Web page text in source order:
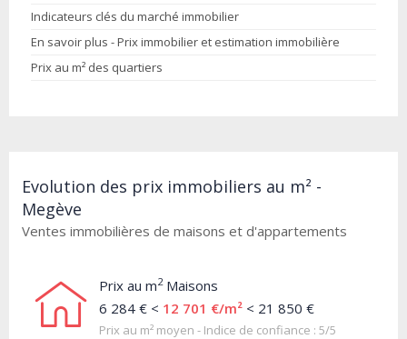
Indicateurs clés du marché immobilier
En savoir plus - Prix immobilier et estimation immobilière
Prix au m² des quartiers
Evolution des prix immobiliers au m² -
Megève
Ventes immobilières de maisons et d'appartements
Prix au m2Maisons
6 284 € < 12 701 €/m² < 21 850 €
Prix au m² moyen - Indice de confiance : 5/5